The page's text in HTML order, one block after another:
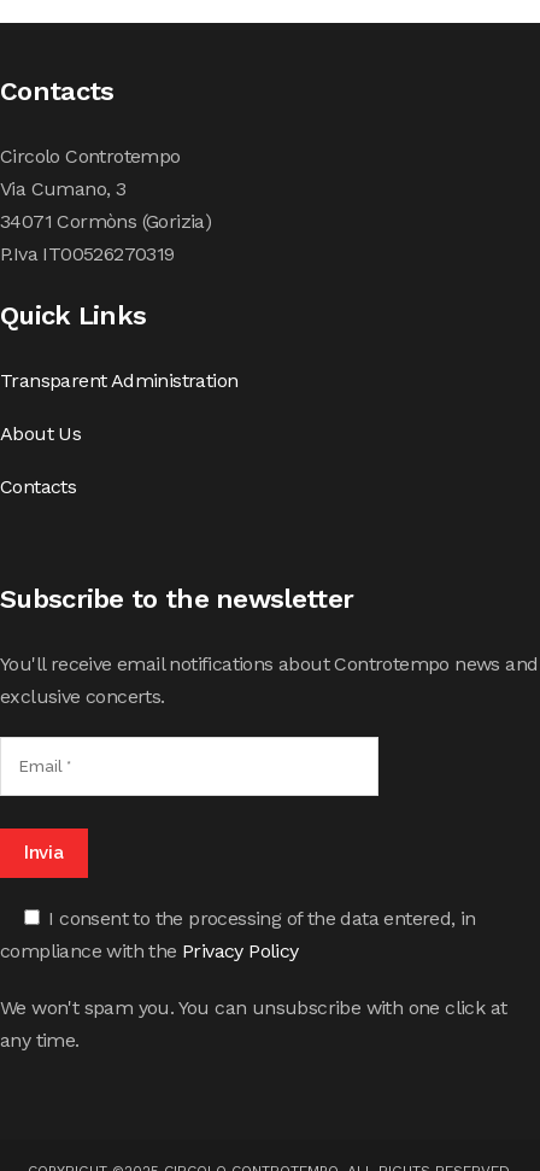
Contacts
Circolo Controtempo
Via Cumano, 3
34071 Cormòns (Gorizia)
P.Iva IT00526270319
Quick Links
Transparent Administration
About Us
Contacts
Subscribe to the newsletter
You'll receive email notifications about Controtempo news and
exclusive concerts.
I consent to the processing of the data entered, in
compliance with the Privacy Policy
We won't spam you. You can unsubscribe with one click at
any time.